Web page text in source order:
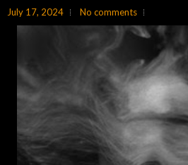
July 17, 2024 No comments